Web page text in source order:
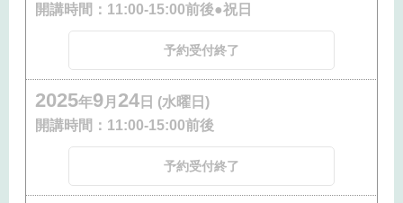
開講時間： 11:00-15:00前後●祝日
予約受付終了
2025年9月 24 日 (水曜日)
開講時間： 11:00-15:00前後
予約受付終了